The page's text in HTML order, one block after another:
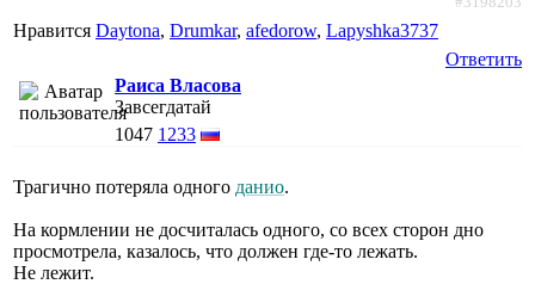
Нравится Daytona, Drumkar, afedorow, Lapyshka3737
Ответить
Раиса Власова
Завсегдатай
1047 1233
Трагично потеряла одного данио.
На кормлении не досчиталась одного, со всех сторон дно
просмотрела, казалось, что должен где-то лежать.
Не лежит.